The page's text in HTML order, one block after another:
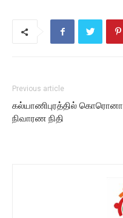
Previous article
கல்யாணிபுரத்தில் கொரொனா
நிவாரண நிதி